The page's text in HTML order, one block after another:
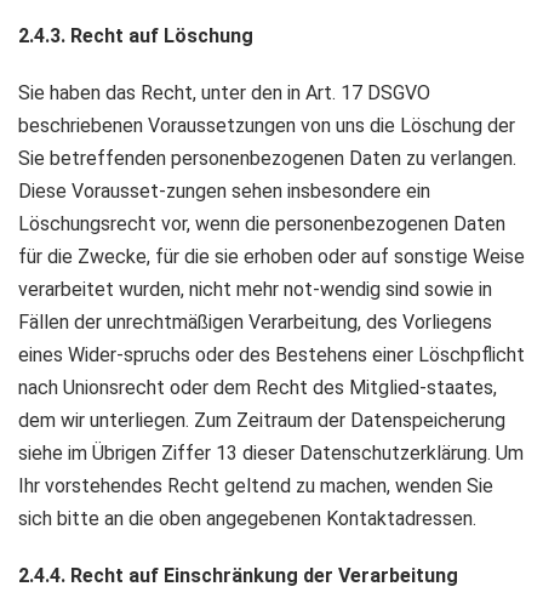
2.4.3. Recht auf Löschung
Sie haben das Recht, unter den in Art. 17 DSGVO
beschriebenen Voraussetzungen von uns die Löschung der
Sie betreffenden personenbezogenen Daten zu verlangen.
Diese Vorausset-zungen sehen insbesondere ein
Löschungsrecht vor, wenn die personenbezogenen Daten
für die Zwecke, für die sie erhoben oder auf sonstige Weise
verarbeitet wurden, nicht mehr not-wendig sind sowie in
Fällen der unrechtmäßigen Verarbeitung, des Vorliegens
eines Wider-spruchs oder des Bestehens einer Löschpflicht
nach Unionsrecht oder dem Recht des Mitglied-staates,
dem wir unterliegen. Zum Zeitraum der Datenspeicherung
siehe im Übrigen Ziffer 13 dieser Datenschutzerklärung. Um
Ihr vorstehendes Recht geltend zu machen, wenden Sie
sich bitte an die oben angegebenen Kontaktadressen.
2.4.4. Recht auf Einschränkung der Verarbeitung